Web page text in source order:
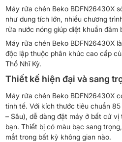
Máy rửa chén Beko BDFN26430X
như dung tích lớn, nhiều chương
rửa nước nóng giúp diệt khuẩn đảm
Máy rửa chén Beko BDFN26430X
độc lập thuộc phân khúc cao cấp
Thổ Nhĩ Kỳ.
Thiết kế hiện đại và sang
Máy rửa chén Beko BDFN26430X
tinh tế. Với kích thước tiêu chuẩn
– Sâu), dễ dàng đặt máy ở bất cứ
bạn. Thiết bị có màu bạc sang
mắt trong bất kỳ không gian nào.